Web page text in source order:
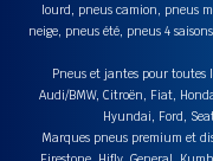
lourd, pneus camion, pneus
neige, pneus été, pneus 4
Pneus et jantes pour toutes
Audi/BMW, Citroën, Fiat,
Hyundai, Ford,
Marques pneus premium et